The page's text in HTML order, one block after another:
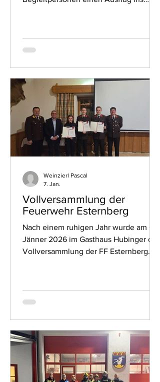
oder andere Mund voll Wasser
war ein aufregender und
kamerdschaftlicher Tag für uns alle.
Vollversammlung der
Feuerwehr Esternberg
Nach einem ruhigen Jahr wurde am 03.
Jänner 2026 im Gasthaus Hubinger die
Vollversammlung der FF Esternberg
der verschiedenen Fachbereiche. Im
Mitgliedschaft geehrt und befördert.
Zum Abschluss folgten noch die
Ansprachen der Ehrengäste. Ebenso
konnten wir Mitglieder von der Jugend
Weinzierl Pascal
7. Jan.